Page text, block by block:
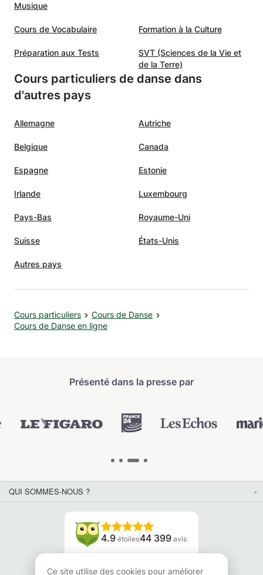
Musique
Cours de Vocabulaire Formation à la Culture
Préparation aux Tests
SVT (Sciences de la Vie et
de la Terre)
Cours particuliers de danse dans
d'autres pays
Allemagne Autriche
Belgique Canada
Espagne Estonie
Irlande Luxembourg
Pays-Bas Royaume-Uni
Suisse États-Unis
Autres pays
Cours particuliers
Cours de Danse
Cours de Danse en ligne
Présenté dans la presse par
QUI SOMMES-NOUS ?
4.9 étoiles44 399 avis
Lisez nos avis
Ce site utilise des cookies pour améliorer